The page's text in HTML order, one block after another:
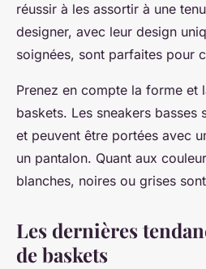
réussir à les assortir à une
designer, avec leur design
soignées, sont parfaites pour
Prenez en compte la forme et
baskets. Les sneakers basses
et peuvent être portées avec
un pantalon. Quant aux
blanches, noires ou grises
Les dernières
de baskets